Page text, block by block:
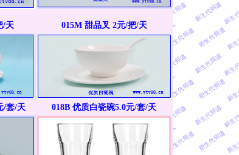
/天 015M 甜品叉 2元/把/天
/套/天 018B 优质白瓷碗5.0元/套/天